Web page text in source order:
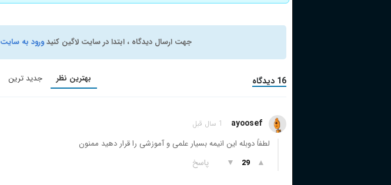
جهت ارسال دیدگاه ، ابتدا در سایت لاگین کنیدورود به سایت
16 دیدگاه بهترین نظر جدید ترین
ayoosef 1 سال قبل
لطفاً دوبله این انیمه بسیار علمی و آموزشی را قرار دهید ممنون
▲
29
▼ پاسخ